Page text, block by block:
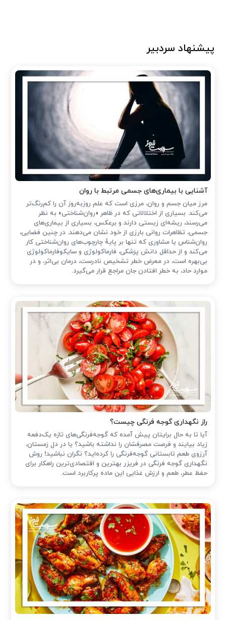
پیشنهاد سردبیر
آشنایی با بیماری‌های جسمی مرتبط با روان
مرز میان جسم و روان، مرزی است که علم روزبه‌روز آن را کم‌رنگ‌تر
می‌کند. بسیاری از اختلالاتی که در ظاهر «روان‌شناختی» به نظر
می‌رسند، ریشه‌ای زیستی دارند و برعکس، بسیاری از بیماری‌های
جسمی، تظاهرات روانی بارزی از خود نشان می‌دهند. در چنین فضایی،
روان‌شناس یا مشاوری که تنها بر پایهٔ چارچوب‌های روان‌شناختی کار
می‌کند و از حداقل دانش پزشکی، فارماکولوژی و سایکوفارماکولوژی
بی‌بهره است، در معرض خطر تشخیص نادرست، درمان بی‌اثر، و در
موارد حاد، به خطر افتادن جان مراجع قرار می‌گیرد.
راز نگهداری گوجه فرنگی چیست؟
آیا تا به حال برایتان پیش آمده که گوجه‌فرنگی‌های تازه یک‌دفعه
زیاد بیایند و فرصت مصرفشان را نداشته باشید؟ یا در دل زمستان،
آرزوی طعم تابستانی گوجه‌فرنگی را کرده‌اید؟ نگران نباشید! روش
نگهداری گوجه فرنگی در فریزر بهترین و اقتصادی‌ترین راهکار برای
حفظ عطر، طعم و ارزش غذایی این ماده پرکاربرد است.